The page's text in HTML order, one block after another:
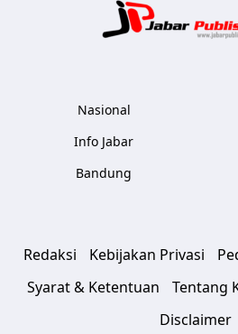
Nasional
Info Jabar
Bandung
Redaksi Kebijakan Privasi
Syarat & Ketentuan
Tentang
Disclaimer